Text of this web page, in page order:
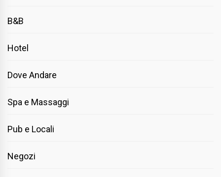
B&B
Hotel
Dove Andare
Spa e Massaggi
Pub e Locali
Negozi